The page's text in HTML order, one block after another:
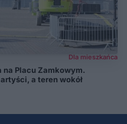
Dla mieszkańca
na Placu Zamkowym.
a teren wokół